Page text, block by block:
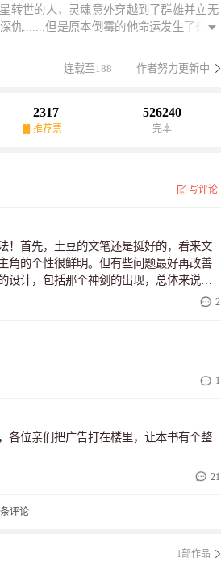
转世的人，灵魂意外穿越到了群雄并立无
仇.......但是原本倒霉的他命运发生了奇迹
个前无古人后无来者的帝皇......且看他如
，美人如花这里也有，热血沸腾这里有，
连载至188 作者努力更新中
2317
推荐票
526240
完本
写评论
！首先，土豆的文笔还是挺好的，看来文
角的个性很鲜明。但有些问题最好再改善
计，包括那个神剑的出现，总体来说，
有合理把握，导致期待感不够，开篇亮点2
1
各位亲们把广告打在楼里，让本书有个整
21
条评论
1部作品